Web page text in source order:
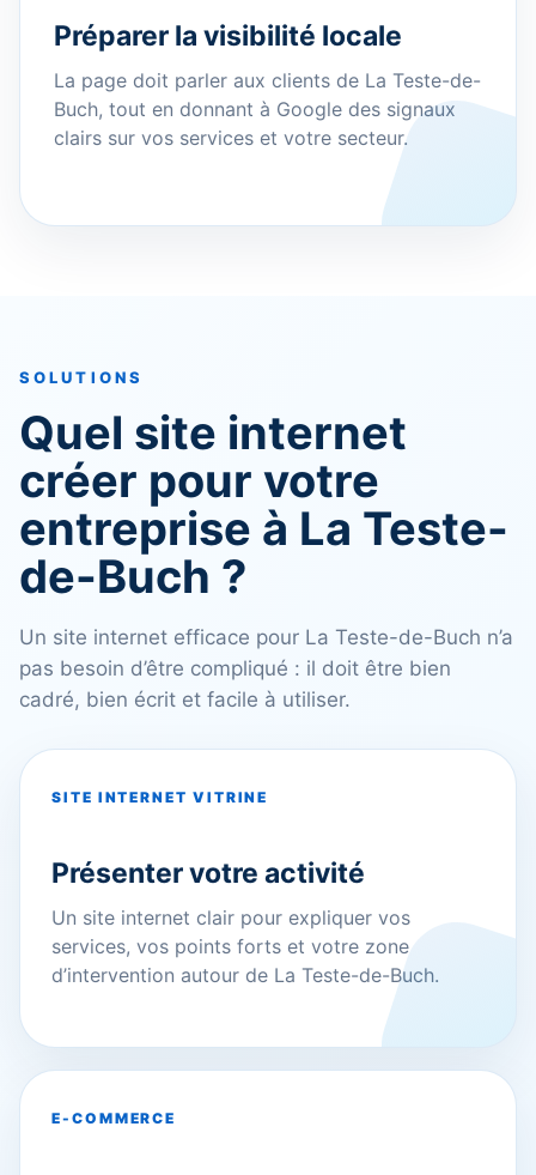
Préparer la visibilité locale
La page doit parler aux clients de La Teste-de-
Buch, tout en donnant à Google des signaux
clairs sur vos services et votre secteur.
SOLUTIONS
Quel site internet
créer pour votre
entreprise à La Teste-
de-Buch ?
Un site internet efficace pour La Teste-de-Buch n’a
pas besoin d’être compliqué : il doit être bien
cadré, bien écrit et facile à utiliser.
SITE INTERNET VITRINE
Présenter votre activité
Un site internet clair pour expliquer vos
services, vos points forts et votre zone
d’intervention autour de La Teste-de-Buch.
E-COMMERCE